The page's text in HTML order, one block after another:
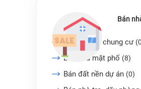
Bán
Bán căn hộ chung cư
Bán nhà mặt phố (8)
Bán đất nền dự án (0)